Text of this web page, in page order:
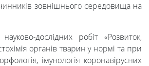
зовнішнього середовища на
дослідних робіт «Розвиток,
органів тварин у нормі та при
імунологія коронавірусних